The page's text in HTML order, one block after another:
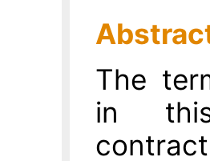
The
in